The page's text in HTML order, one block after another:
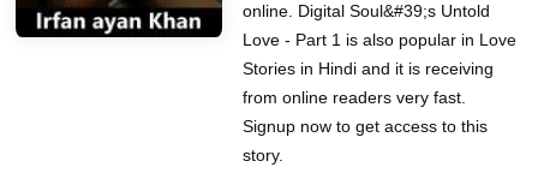
online. Digital Soul&#39;s Untold
Love - Part 1 is also popular in Love
Stories in Hindi and it is receiving
from online readers very fast.
Signup now to get access to this
story.